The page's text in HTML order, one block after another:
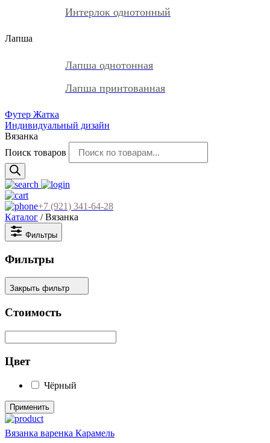
Интерлок однотонный
Лапша
Лапша однотонная
Лапша принтованная
Футер Жатка
Индивидуальный дизайн
Вязанка
Поиск товаров
+7 (921) 341-64-28
Каталог / Вязанка
Фильтры
Фильтры
Закрыть фильтр
Стоимость
Цвет
Чёрный
Применить
Вязанка варенка Карамель